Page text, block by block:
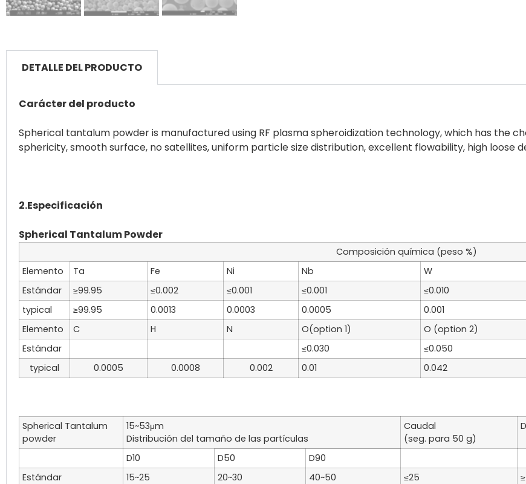
DETALLE DEL PRODUCTO
Carácter del producto
Spherical tantalum powder is manufactured using RF plasma spheroidization technology, which has the
sphericity, smooth surface, no satellites, uniform particle size distribution, excellent flowability, high loose
2.Especificación
Spherical Tantalum Powder
Composición química (peso %)
Elemento
Ta Fe Ni Nb W
Estándar
≥99.95 ≤0.002 ≤0.001 ≤0.001 ≤0.010
typical
≥99.95 0.0013 0.0003 0.0005 0.001
Elemento
C H N O(option 1)
O (option 2)
Estándar
≤0.030
≤0.050
typical
0.0005 0.0008 0.002 0.01 0.042
Spherical Tantalum
powder
15~53μm
Distribución del tamaño de las partículas
Caudal
(seg. para 50 g)
D10 D50
D90
Estándar
15~25 20~30 40~50 ≤25